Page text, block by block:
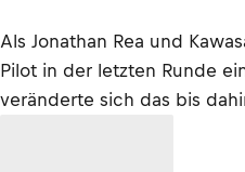
Als Jonathan Rea und
Pilot in der letzten Runde
veränderte sich das bis